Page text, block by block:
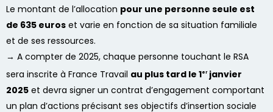
Le montant de l’allocation pour une personne seule est
de 635 euros et varie en fonction de sa situation familiale
et de ses ressources.
→ A compter de 2025, chaque personne touchant le RSA
sera inscrite à France Travail au plus tard le 1erjanvier
2025 et devra signer un contrat d’engagement comportant
un plan d’actions précisant ses objectifs d’insertion sociale